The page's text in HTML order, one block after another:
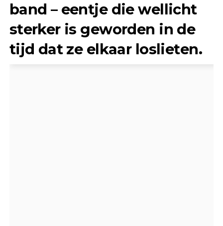
band – eentje die wellicht
sterker is geworden in de
tijd dat ze elkaar loslieten.